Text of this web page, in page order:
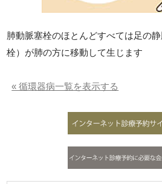
肺動脈塞栓のほとんどすべては足の
栓）が肺の方に移動して生じます
« 循環器病一覧を表示する